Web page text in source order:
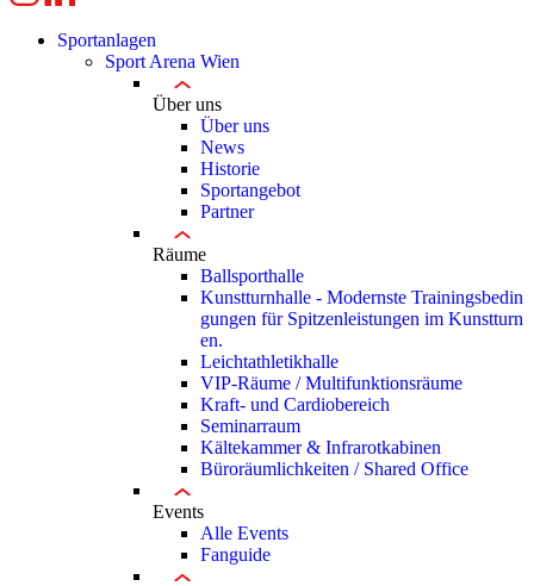
Sportanlagen
Sport Arena Wien
Über uns
Über uns
News
Historie
Sportangebot
Partner
Räume
Ballsporthalle
Kunstturnhalle - Modernste Trainingsbedin
gungen für Spitzenleistungen im Kunstturn
en.
Leichtathletikhalle
VIP-Räume / Multifunktionsräume
Kraft- und Cardiobereich
Seminarraum
Kältekammer & Infrarotkabinen
Büroräumlichkeiten / Shared Office
Events
Alle Events
Fanguide